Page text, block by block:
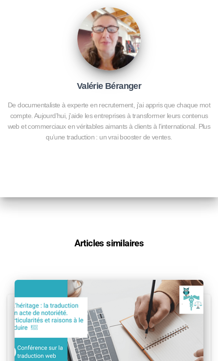
Valérie Béranger
De documentaliste à experte en recrutement, j’ai appris que chaque mot
compte. Aujourd’hui, j’aide les entreprises à transformer leurs contenus
web et commerciaux en véritables aimants à clients à l’international. Plus
qu’une traduction : un vrai booster de ventes.
Articles similaires